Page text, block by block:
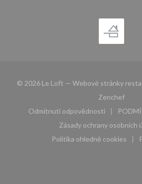
© 2026 Le Loft — Webové stránky
Zenchef
Odmítnutí odpovědnosti
((otevře se v novém
Zásady ochrany osobních
((otevře
Politika ohledně cookies
((otevře se v